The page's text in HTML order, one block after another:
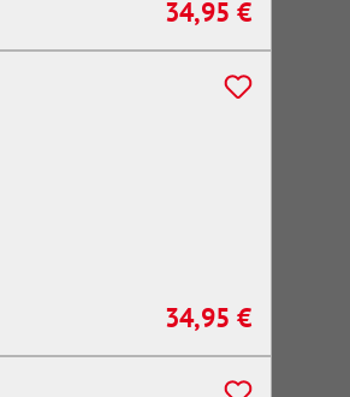
Regulärer Preis:
34,95 €
Regulärer Preis:
34,95 €